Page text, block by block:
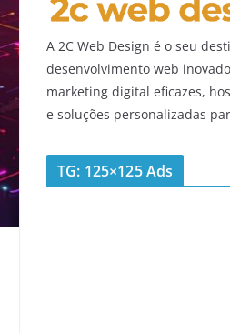
A 2C Web Design é o seu
desenvolvimento web
marketing digital eficazes,
e soluções personalizadas
TG: 125×125 Ads